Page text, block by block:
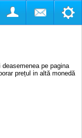
pe pagina
prețul in altă monedă